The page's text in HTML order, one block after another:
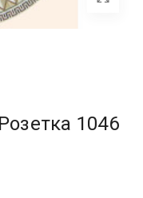
1046